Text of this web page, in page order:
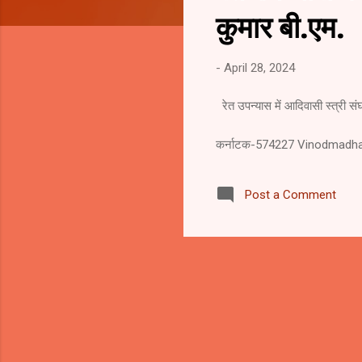
कुमार बी.एम.
- April 28, 2024
रेत उपन्यास में
सहायक प्राध्यापक
कर्नाटक-574227
Post a Comment